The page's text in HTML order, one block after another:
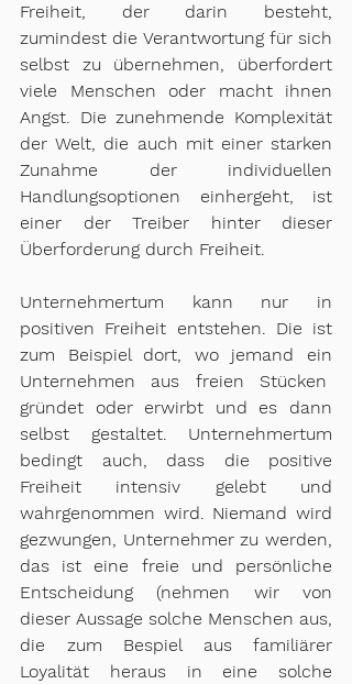
Freiheit, der darin besteht,
zumindest die Verantwortung für sich
selbst zu übernehmen, überfordert
viele Menschen oder macht ihnen
Angst. Die zunehmende Komplexität
der Welt, die auch mit einer starken
Zunahme der individuellen
Handlungsoptionen einhergeht, ist
einer der Treiber hinter dieser
Überforderung durch Freiheit.
Unternehmertum kann nur in
positiven Freiheit entstehen. Die ist
zum Beispiel dort, wo jemand ein
Unternehmen aus freien Stücken
gründet oder erwirbt und es dann
selbst gestaltet. Unternehmertum
bedingt auch, dass die positive
Freiheit intensiv gelebt und
wahrgenommen wird. Niemand wird
gezwungen, Unternehmer zu werden,
das ist eine freie und persönliche
Entscheidung (nehmen wir von
dieser Aussage solche Menschen aus,
die zum Bespiel aus familiärer
Loyalität heraus in eine solche